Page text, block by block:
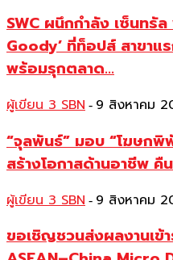
SWC ผนึกกำลัง เซ็นทรั
Goody’ ที่ท็อปส์ สาขา
พร้อมรุกตลาด...
ผู้เขียน 3 SBN - 9 สิงหาคม
“จุลพันธ์” มอบ “โฆษก
สร้างโอกาสด้านอาชีพ
ผู้เขียน 3 SBN - 9 สิงหาคม
ขอเชิญชวนส่งผลงานเข้